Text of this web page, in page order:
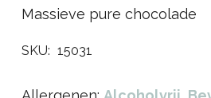
Massieve pure chocolade
SKU: 15031